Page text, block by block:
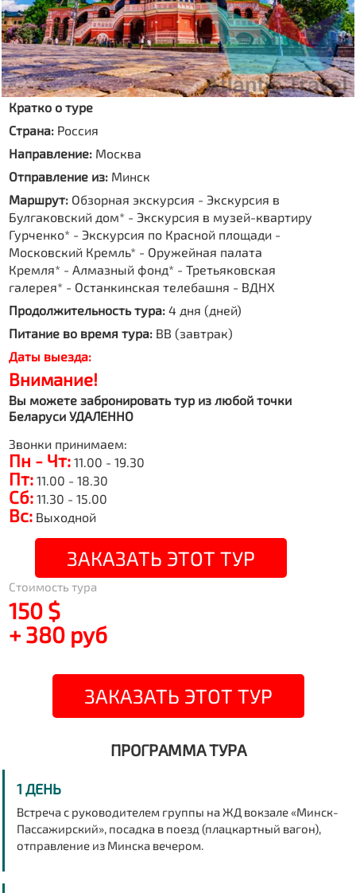
Кратко о туре
Страна: Россия
Направление: Москва
Отправление из: Минск
Маршрут: Обзорная экскурсия - Экскурсия в
Булгаковский дом* - Экскурсия в музей-квартиру
Гурченко* - Экскурсия по Красной площади -
Московский Кремль* - Оружейная палата
Кремля* - Алмазный фонд* - Третьяковская
галерея* - Останкинская телебашня - ВДНХ
Продолжительность тура:4 дня (дней)
Питание во время тура: BB (завтрак)
Даты выезда:
Внимание!
Вы можете забронировать тур из любой точки
Беларуси УДАЛЕННО
Звонки принимаем:
Пн - Чт: 11.00 - 19.30
Пт: 11.00 - 18.30
Сб: 11.30 - 15.00
Вс: Выходной
ЗАКАЗАТЬ ЭТОТ ТУР
Стоимость тура
150 $
+ 380 руб
ЗАКАЗАТЬ ЭТОТ ТУР
ПРОГРАММА ТУРА
1 ДЕНЬ
Встреча с руководителем группы на ЖД вокзале «Минск-
Пассажирский», посадка в поезд (плацкартный вагон),
отправление из Минска вечером.